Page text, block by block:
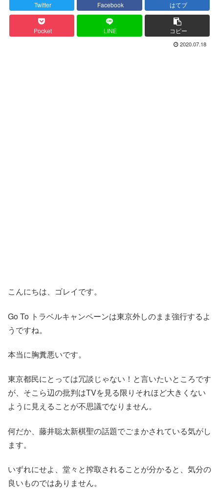
Twitter Facebook はてブ
Pocket LINE コピー
2020.07.18
こんにちは、ゴレイです。
Go To トラベルキャンペーンは東京外しのまま強行するよ
うですね。
本当に胸糞悪いです。
東京都民にとっては冗談じゃない！と言いたいところです
が、そこら辺の批判はTVを見る限りそれほど大きくない
ように見えることが不思議でなりません。
何だか、藤井聡太新棋聖の話題でごまかされている気がし
ます。
いずれにせよ、堂々と搾取されることが分かると、気分の
良いものではありません。